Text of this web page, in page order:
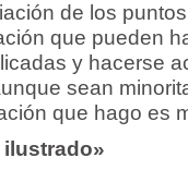
de los
que pueden
y hacerse
sean
que hago es